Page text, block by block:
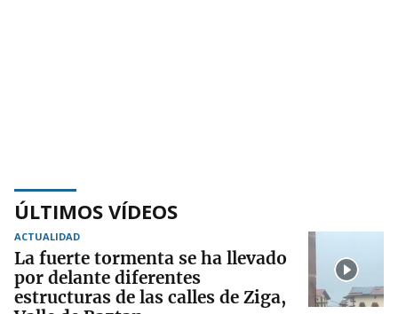
ÚLTIMOS VÍDEOS
ACTUALIDAD
La fuerte tormenta se ha llevado
por delante diferentes
estructuras de las calles de Ziga,